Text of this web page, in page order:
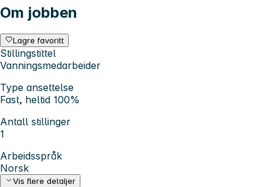
Om jobben
Lagre favoritt
Stillingstittel
Vanningsmedarbeider
Type ansettelse
Fast, heltid 100%
Antall stillinger
1
Arbeidsspråk
Norsk
Vis flere detaljer